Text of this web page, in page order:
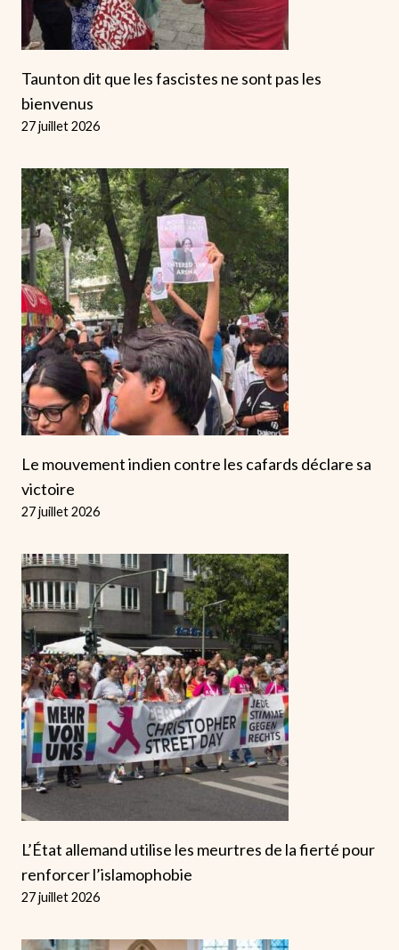
Taunton dit que les fascistes ne sont pas les
bienvenus
27 juillet 2026
Le mouvement indien contre les cafards déclare sa
victoire
27 juillet 2026
L’État allemand utilise les meurtres de la fierté pour
renforcer l’islamophobie
27 juillet 2026